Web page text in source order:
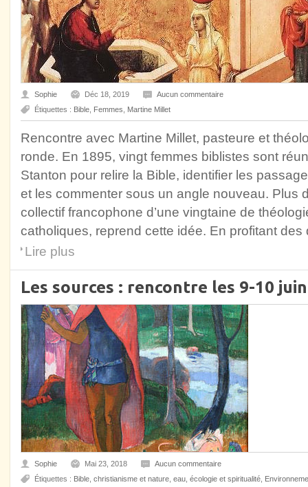
Sophie Déc 18, 2019
Aucun commentaire
Étiquettes : Bible Femmes Martine Millet
Rencontre avec Martine Millet, pasteure et
ronde. En 1895, vingt femmes biblistes sont
Stanton pour relire la Bible, identifier les
et les commenter sous un angle nouveau. Plus
collectif francophone d’une vingtaine de
catholiques, reprend cette idée. En profitant
Lire plus
Les sources : rencontre les 9-10
Sophie Mai 23, 2018
Aucun commentaire
Étiquettes : Bible christianisme et nature eau écologie et spiritualité